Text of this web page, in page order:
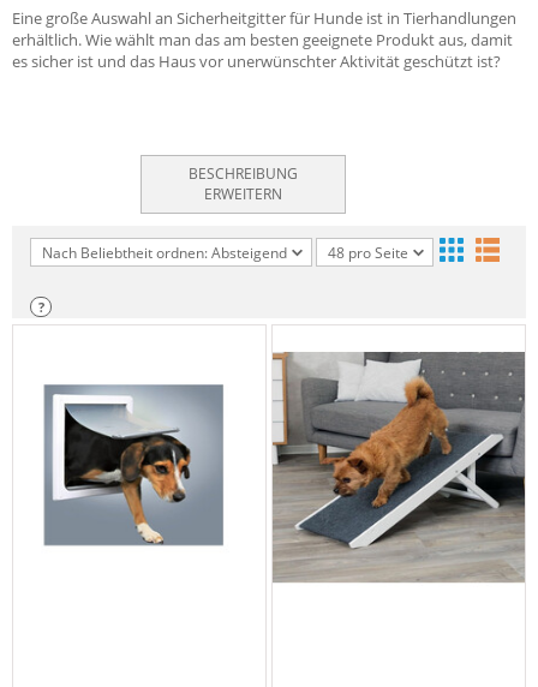
Eine große Auswahl an Sicherheitgitter für Hunde ist in Tierhandlungen
erhältlich. Wie wählt man das am besten geeignete Produkt aus, damit
es sicher ist und das Haus vor unerwünschter Aktivität geschützt ist?
BESCHREIBUNG
ERWEITERN
Nach Beliebtheit ordnen: Absteigend 48 pro Seite
?